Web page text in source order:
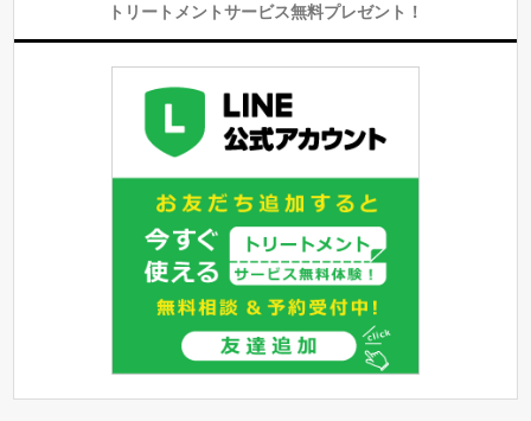
トリートメントサービス無料プレゼント！